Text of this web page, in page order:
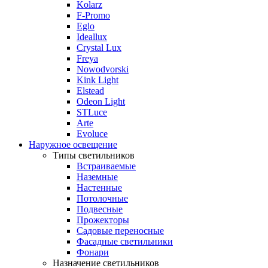
Kolarz
F-Promo
Eglo
Ideallux
Crystal Lux
Freya
Nowodvorski
Kink Light
Elstead
Odeon Light
STLuce
Arte
Evoluce
Наружное освещение
Типы светильников
Встраиваемые
Наземные
Настенные
Потолочные
Подвесные
Прожекторы
Садовые переносные
Фасадные светильники
Фонари
Назначение светильников